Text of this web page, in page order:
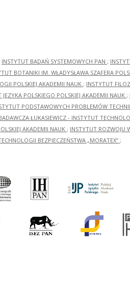
INSTYTUT BADAŃ SYSTEMOWYCH PAN ;
BOTANIKI IM. WŁADYSŁAWA SZAFERA
POLSKIEJ AKADEMII NAUK ; INSTYTUT
JĘZYKA POLSKIEGO POLSKIEJ AKADEMII NAUK ;
PODSTAWOWYCH PROBLEMÓW
ŁUKASIEWICZ - INSTYTUT
AKADEMII NAUK ; INSTYTUT ROZWOJU
BEZPIECZEŃSTWA „MORATEX” ;